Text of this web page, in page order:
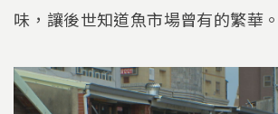
味，讓後世知道魚市場曾有的繁華。